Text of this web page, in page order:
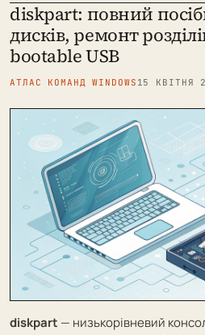
diskpart: повний
дисків, ремонт
bootable USB
АТЛАС КОМАНД WINDOWS 15 КВІТНЯ
diskpart — низькорівневий